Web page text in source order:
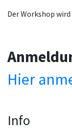
Der Workshop
Hier
Info